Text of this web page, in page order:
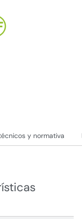
y normativa